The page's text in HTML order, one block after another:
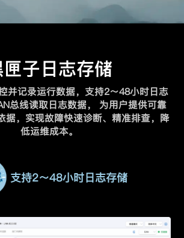
匣子日志存储
并记录运行数据，支持2～48小时日志
总线读取日志数据，
为用户提供可靠
据，实现故障快速诊断、精准排查，降
低运维成本。
支持2～48小时日志存储